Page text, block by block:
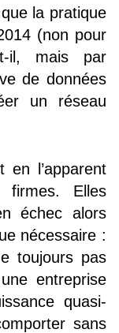
la pratique
(non pour
il, mais par
de données
un réseau
en l’apparent
firmes. Elles
échec alors
nécessaire :
toujours pas
entreprise
quasi-
sans